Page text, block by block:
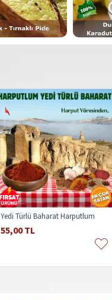
Yedi Türlü Baharat Harputlum
55,00 TL